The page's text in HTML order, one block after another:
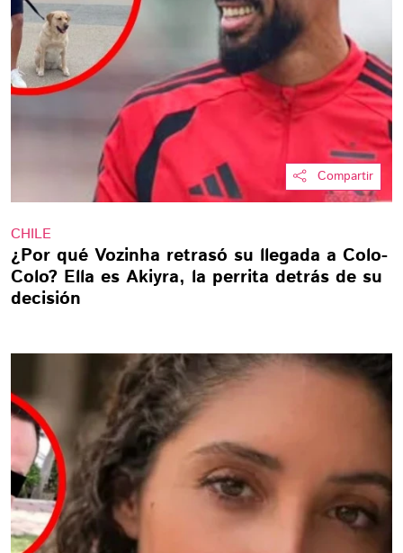
Compartir
CHILE
¿Por qué Vozinha retrasó su llegada a Colo-
Colo? Ella es Akiyra, la perrita detrás de su
decisión